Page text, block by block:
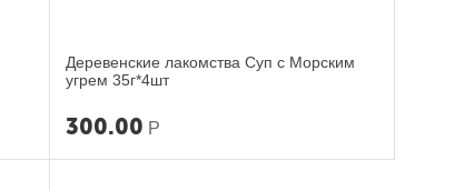
Деревенские лакомства Суп с Морским
угрем 35г*4шт
300.00 Р